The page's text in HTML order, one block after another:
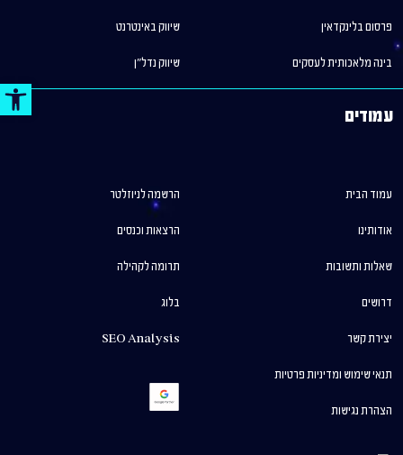
פרסום בלינקדאין
בינה מלאכותית לעסקים
שיווק באינטרנט
שיווק נדל"ן
עמודים
עמוד הבית
אודותינו
שאלות ותשובות
דרושים
יצירת קשר
תנאי שימוש ומדיניות פרטיות
הצהרת נגישות
הרשמה לניוזלטר
הרצאות וכנסים
תרומה לקהילה
בלוג
SEO Analysis
פתח